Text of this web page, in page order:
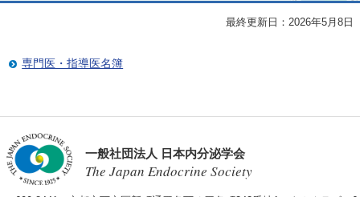
最終更新日：2026年5月8日
専門医・指導医名簿
一般社団法人 日本内分泌学会
The Japan Endocrine Society